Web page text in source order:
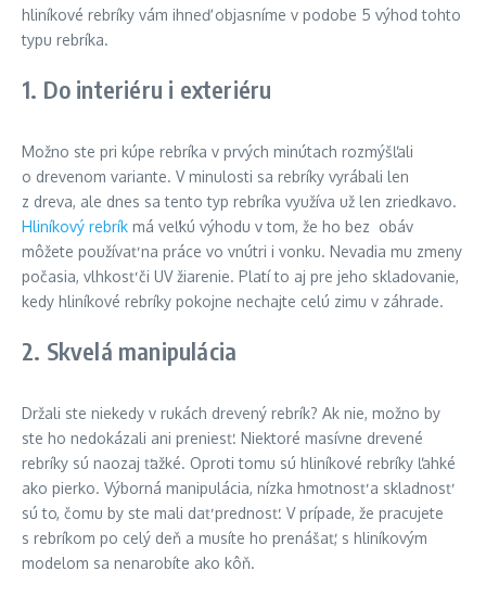
hliníkové rebríky vám ihneď objasníme v podobe 5 výhod tohto
typu rebríka.
1. Do interiéru i exteriéru
Možno ste pri kúpe rebríka v prvých minútach rozmýšľali
o drevenom variante. V minulosti sa rebríky vyrábali len
z dreva, ale dnes sa tento typ rebríka využíva už len zriedkavo.
Hliníkový rebrík má veľkú výhodu v tom, že ho bez obáv
môžete používať na práce vo vnútri i vonku. Nevadia mu zmeny
počasia, vlhkosť či UV žiarenie. Platí to aj pre jeho skladovanie,
kedy hliníkové rebríky pokojne nechajte celú zimu v záhrade.
2. Skvelá manipulácia
Držali ste niekedy v rukách drevený rebrík? Ak nie, možno by
ste ho nedokázali ani preniesť. Niektoré masívne drevené
rebríky sú naozaj ťažké. Oproti tomu sú hliníkové rebríky ľahké
ako pierko. Výborná manipulácia, nízka hmotnosť a skladnosť
sú to, čomu by ste mali dať prednosť. V prípade, že pracujete
s rebríkom po celý deň a musíte ho prenášať, s hliníkovým
modelom sa nenarobíte ako kôň.